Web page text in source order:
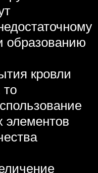
образованию
кровли
элементов